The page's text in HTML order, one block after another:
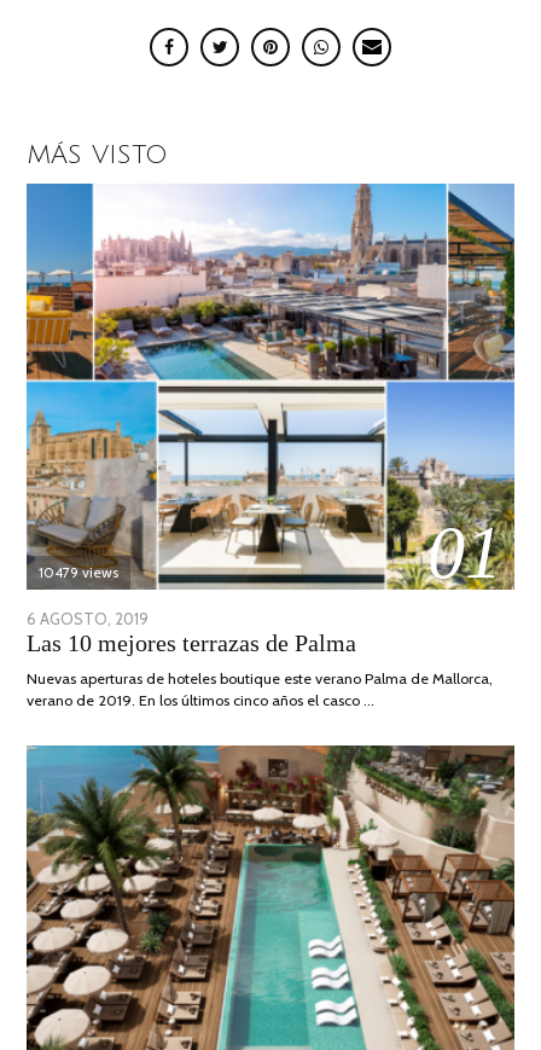
MÁS VISTO
01
10479 views
POSTED
ON
6 AGOSTO, 2019
AGOSTO,
Las 10 mejores terrazas de Palma
Nuevas aperturas de hoteles boutique este verano Palma de Mallorca,
verano de 2019. En los últimos cinco años el casco …